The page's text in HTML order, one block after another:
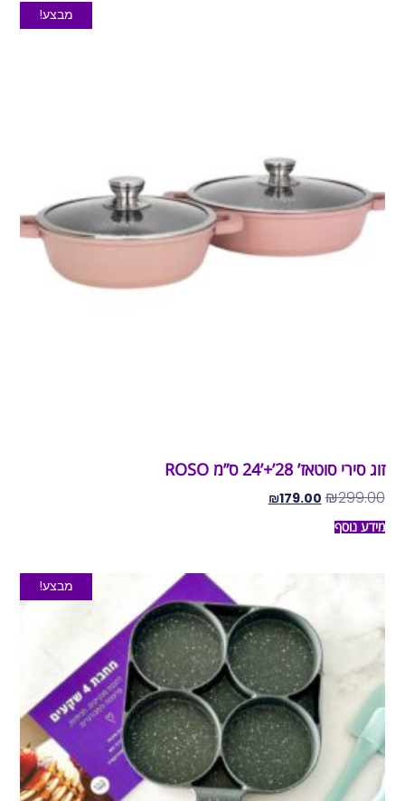
מבצע!
זוג סירי סוטאז’ 28’+’24 ס”מ ROSO
₪299.00
₪179.00
מידע נוסף
מבצע!